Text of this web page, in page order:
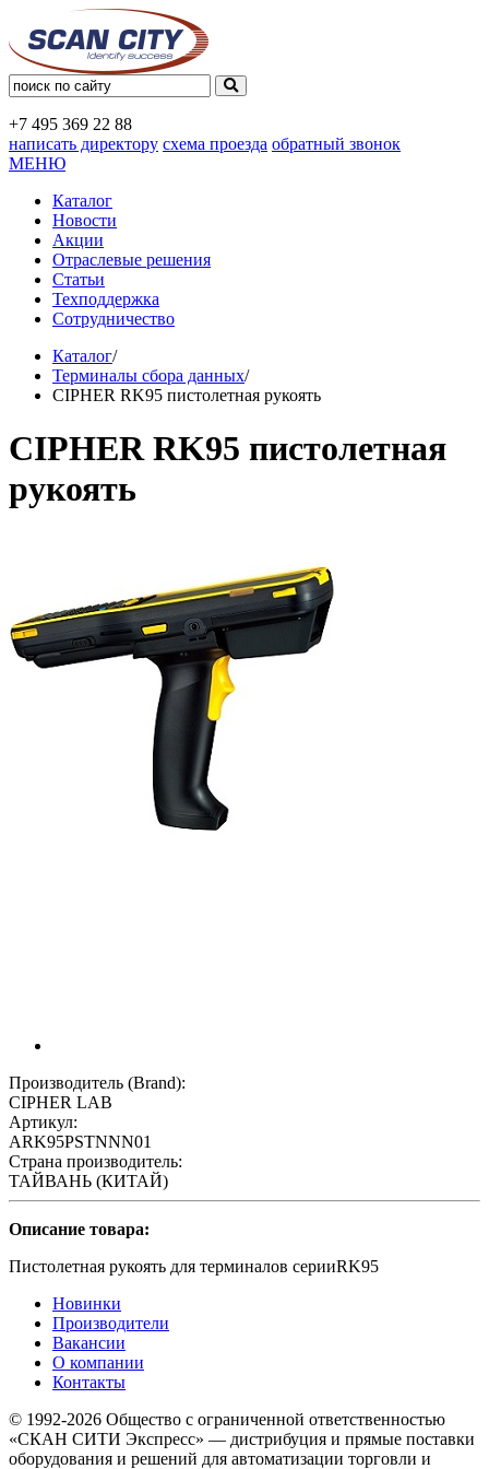
+7 495 369 22 88
написать директору схема проезда обратный звонок
МЕНЮ
Каталог
Новости
Акции
Отраслевые решения
Статьи
Техподдержка
Сотрудничество
Каталог/
Терминалы сбора данных/
CIPHER RK95 пистолетная рукоять
CIPHER RK95 пистолетная
рукоять
Производитель (Brand):
CIPHER LAB
Артикул:
ARK95PSTNNN01
Страна производитель:
ТАЙВАНЬ (КИТАЙ)
Описание товара:
Пистолетная рукоять для терминалов серииRK95
Новинки
Производители
Вакансии
О компании
Контакты
© 1992-2026 Общество с ограниченной ответственностью
«СКАН СИТИ Экспресс» — дистрибуция и прямые поставки
оборудования и решений для автоматизации торговли и